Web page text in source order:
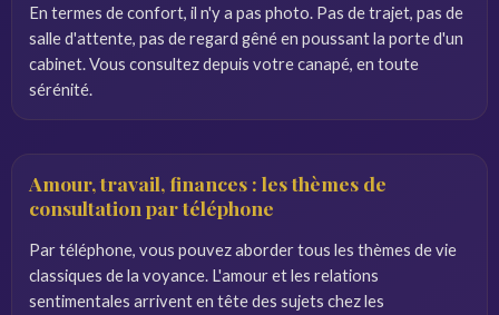
En termes de confort, il n'y a pas photo. Pas de trajet, pas de
salle d'attente, pas de regard gêné en poussant la porte d'un
cabinet. Vous consultez depuis votre canapé, en toute
sérénité.
Amour, travail, finances : les thèmes de
consultation par téléphone
Par téléphone, vous pouvez aborder tous les thèmes de vie
classiques de la voyance. L'amour et les relations
sentimentales arrivent en tête des sujets chez les